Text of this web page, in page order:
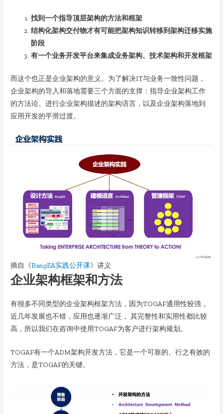
找到一个指导顶层架构的方法和框架
结构化架构交付物才有可能把架构知识转移到架构迁移实施
阶段
有一个业务开发平台来集成业务架构、技术架构和开发框架
而这个也正是企业架构的意义。为了解决IT与业务一致性问题，
企业架构的导入和落地需要三个方面的支撑：指导企业架构工作
的方法论、进行企业架构描述的架构语言，以及企业架构落地到
应用开发的平滑过渡。
摘自《BangEA实践公开课》讲义
企业架构框架和方法
有很多不同类型的企业架构框架方法，因为TOGAF通用性较强，
近几年发展也不错，应用也逐渐广泛， 其完整性和实用性都比较
高，所以我们在咨询中使用TOGAF为客户进行架构规划。
TOGAF有一个ADM架构开发方法，它是一个可靠的、行之有效的
方法，是TOGAF的关键。